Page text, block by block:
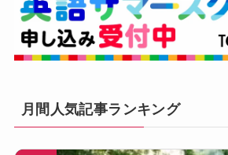
月間人気記事ランキング